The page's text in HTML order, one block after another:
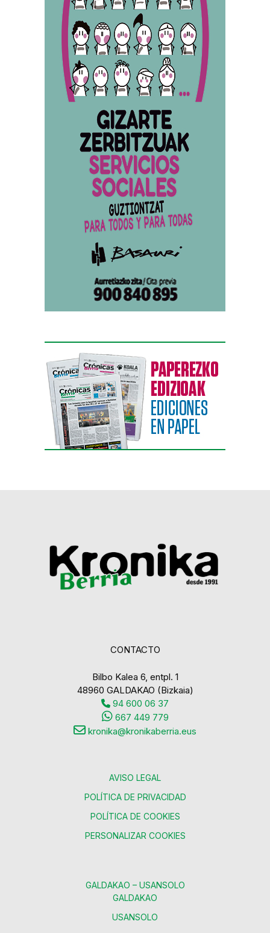
CONTACTO
Bilbo Kalea 6, entpl. 1
48960 GALDAKAO (Bizkaia)
94 600 06 37
667 449 779
kronika@kronikaberria.eus
AVISO LEGAL
POLÍTICA DE PRIVACIDAD
POLÍTICA DE COOKIES
PERSONALIZAR COOKIES
GALDAKAO – USANSOLO
GALDAKAO
USANSOLO